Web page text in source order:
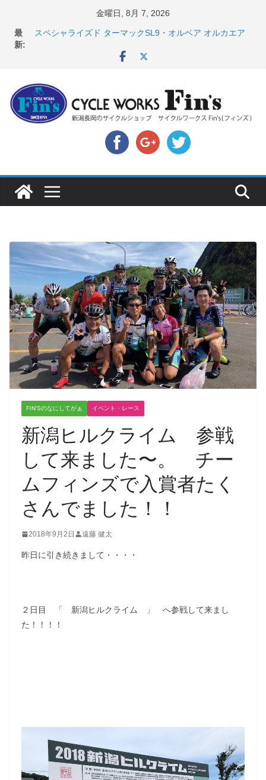
金曜日, 8月 7, 2026
最
新:
バイクなど（２０２６・７・１０ 現在）
ロ発表！ ＆ オンヨネ ウェア・アクセサリーセー
8月1・2日 YOELEO試乗会とオフ会開催！！ ＆
LAZER 最高峰ヘルメットが３０〜４０％OFF セール
店頭のセールバイク在庫 ロードバイク、MTB、クロス
バイクなど（２０２６・７・１７ 現在）
【 重要 】お支払いについて ＆ クロスバイクのカスタ
ムと、入荷してきました人気商品ピックアップ！
FIN'Sのなにしてがぁ イベント・レース
新潟ヒルクライム 参戦
して来ました〜。 チー
ムフィンズで入賞者たく
さんでました！！
2018年9月2日 遠藤 健太
昨日に引き続きまして・・・・
２日目 「 新潟ヒルクライム 」 へ参戦して来まし
た！！！！